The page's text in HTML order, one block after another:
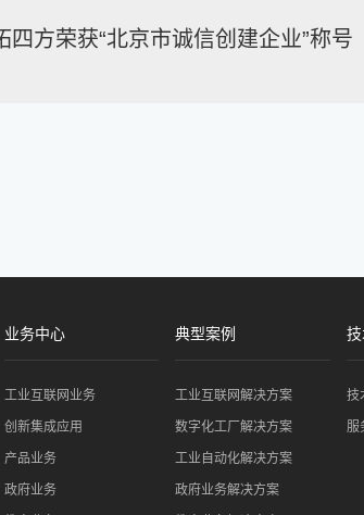
四方荣获“北京市诚信创建企业”称号
业务中心
工业互联网业务
创新集成应用
产品业务
政府业务
典型案例
工业互联网解决方案
数字化工厂解决方案
工业自动化解决方案
政府业务解决方案
技
服